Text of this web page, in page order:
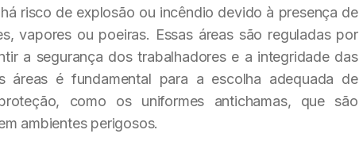
risco de explosão ou incêndio devido à presença de
vapores ou poeiras. Essas áreas são reguladas por
a segurança dos trabalhadores e a integridade das
áreas é fundamental para a escolha adequada de
como os uniformes antichamas, que são
ambientes perigosos.